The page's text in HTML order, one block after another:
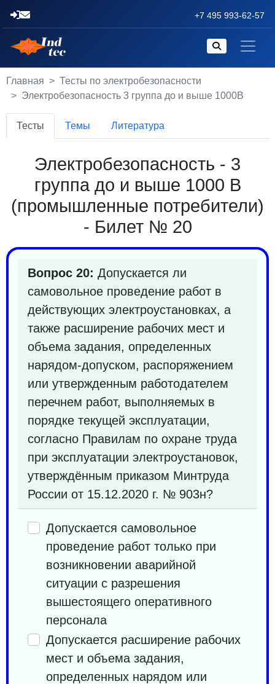
+7 495 993-62-57
Главная
Тесты по электробезопасности
Электробезопасность 3 группа до и выше 1000В
Тесты Темы Литература
Электробезопасность - 3
группа до и выше 1000 В
(промышленные потребители)
- Билет № 20
Вопрос 20: Допускается ли
самовольное проведение работ в
действующих электроустановках, а
также расширение рабочих мест и
объема задания, определенных
нарядом-допуском, распоряжением
или утвержденным работодателем
перечнем работ, выполняемых в
порядке текущей эксплуатации,
согласно Правилам по охране труда
при эксплуатации электроустановок,
утверждённым приказом Минтруда
России от 15.12.2020 г. № 903н?
Допускается самовольное
проведение работ только при
возникновении аварийной
ситуации с разрешения
вышестоящего оперативного
персонала
Допускается расширение рабочих
мест и объема задания,
определенных нарядом или